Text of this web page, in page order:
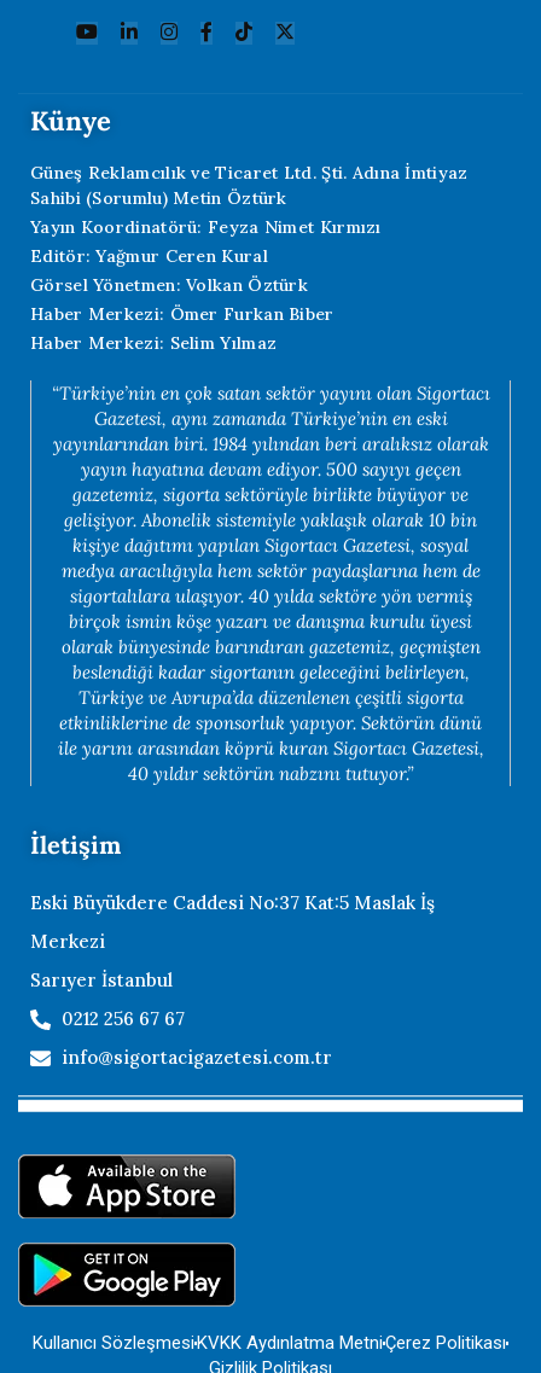
Künye
Güneş Reklamcılık ve Ticaret Ltd. Şti. Adına İmtiyaz
Sahibi (Sorumlu) Metin Öztürk
Yayın Koordinatörü: Feyza Nimet Kırmızı
Editör: Yağmur Ceren Kural
Görsel Yönetmen: Volkan Öztürk
Haber Merkezi: Ömer Furkan Biber
Haber Merkezi: Selim Yılmaz
“Türkiye’nin en çok satan sektör yayını olan Sigortacı
Gazetesi, aynı zamanda Türkiye’nin en eski
yayınlarından biri. 1984 yılından beri aralıksız olarak
yayın hayatına devam ediyor. 500 sayıyı geçen
gazetemiz, sigorta sektörüyle birlikte büyüyor ve
gelişiyor. Abonelik sistemiyle yaklaşık olarak 10 bin
kişiye dağıtımı yapılan Sigortacı Gazetesi, sosyal
medya aracılığıyla hem sektör paydaşlarına hem de
sigortalılara ulaşıyor. 40 yılda sektöre yön vermiş
birçok ismin köşe yazarı ve danışma kurulu üyesi
olarak bünyesinde barındıran gazetemiz, geçmişten
beslendiği kadar sigortanın geleceğini belirleyen,
Türkiye ve Avrupa’da düzenlenen çeşitli sigorta
etkinliklerine de sponsorluk yapıyor. Sektörün dünü
ile yarını arasından köprü kuran Sigortacı Gazetesi,
40 yıldır sektörün nabzını tutuyor.”
İletişim
Eski Büyükdere Caddesi No:37 Kat:5 Maslak İş
Merkezi
Sarıyer İstanbul
0212 256 67 67
info@sigortacigazetesi.com.tr
Kullanıcı SözleşmesiKVKK Aydınlatma MetniÇerez Politikası
Gizlilik Politikası